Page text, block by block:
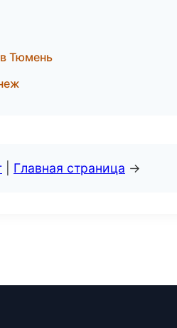
Тюмень
Главная страница →